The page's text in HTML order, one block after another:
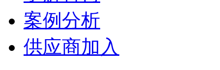
案例分析
供应商加入